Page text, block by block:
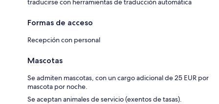
traducirse con herramientas de traducción automática
Formas de acceso
Recepción con personal
Mascotas
Se admiten mascotas, con un cargo adicional de 25 EUR por
mascota por noche.
Se aceptan animales de servicio (exentos de tasas).